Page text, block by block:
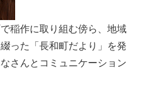
稲作に取り組む傍ら、地域
った「長和町だより」を発
さんとコミュニケーション